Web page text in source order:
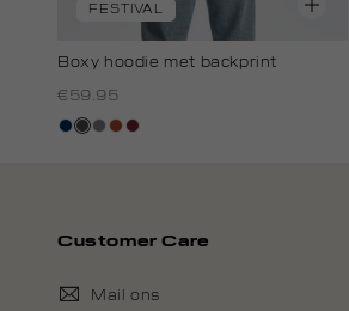
FESTIVAL
Boxy hoodie met backprint
€59.95
donkerblauw
donkergrijs
middengrijs
bruinbordeaux
Customer Care
Mail ons